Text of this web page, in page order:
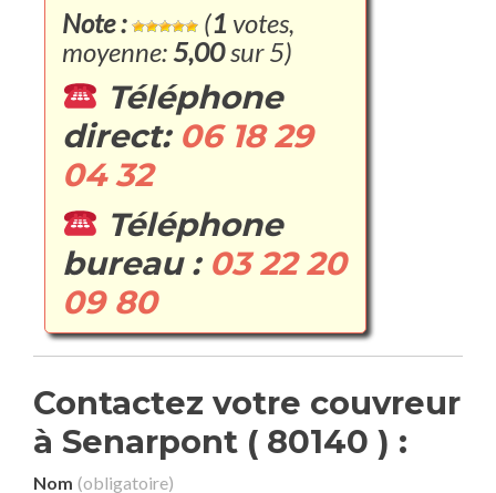
Note :
(1 votes,
moyenne: 5,00sur 5)
Téléphone
direct: 06 18 29
04 32
Téléphone
bureau : 03 22 20
09 80
Contactez votre couvreur
à Senarpont ( 80140 ) :
Nom (obligatoire)